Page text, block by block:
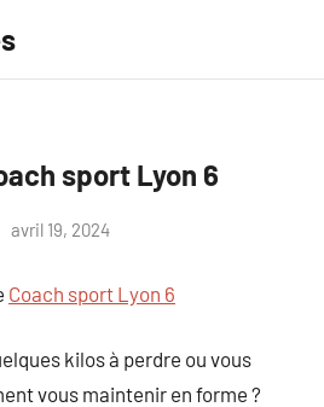
sport Lyon 6
avril 19, 2024
Coach sport Lyon 6
kilos à perdre ou vous
vous maintenir en forme ?